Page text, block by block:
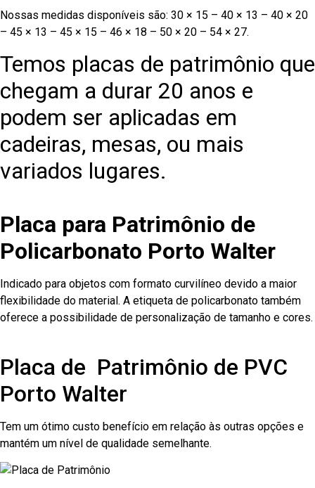
Nossas medidas disponíveis são: 30 × 15 – 40 × 13 – 40 × 20
– 45 × 13 – 45 × 15 – 46 × 18 – 50 × 20 – 54 × 27.
Temos placas de patrimônio que
chegam a durar 20 anos e
podem ser aplicadas em
cadeiras, mesas, ou mais
variados lugares.
Placa para Patrimônio de
Policarbonato Porto Walter
Indicado para objetos com formato curvilíneo devido a maior
flexibilidade do material. A etiqueta de policarbonato também
oferece a possibilidade de personalização de tamanho e cores.
Placa de Patrimônio de PVC
Porto Walter
Tem um ótimo custo benefício em relação às outras opções e
mantém um nível de qualidade semelhante.